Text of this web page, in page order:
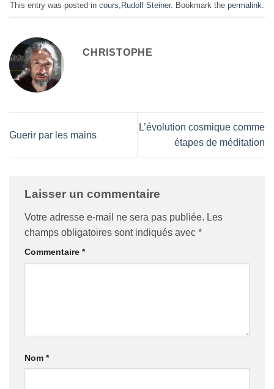
This entry was posted in cours, Rudolf Steiner. Bookmark the permalink.
CHRISTOPHE
Guerir par les mains
L’évolution cosmique comme
étapes de méditation
Laisser un commentaire
Votre adresse e-mail ne sera pas publiée. Les
champs obligatoires sont indiqués avec *
Commentaire *
Nom *